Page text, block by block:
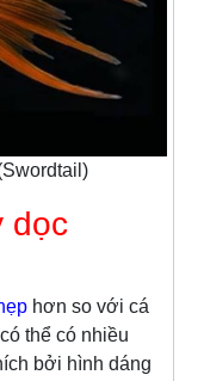
dọc
hơn so với cá
thể có nhiều
bởi hình dáng